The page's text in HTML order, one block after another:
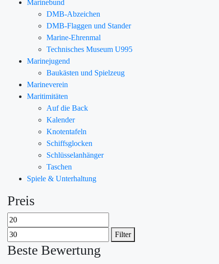
Marinebund
DMB-Abzeichen
DMB-Flaggen und Stander
Marine-Ehrenmal
Technisches Museum U995
Marinejugend
Baukästen und Spielzeug
Marineverein
Maritimitäten
Auf die Back
Kalender
Knotentafeln
Schiffsglocken
Schlüsselanhänger
Taschen
Spiele & Unterhaltung
Preis
Filter
Beste Bewertung